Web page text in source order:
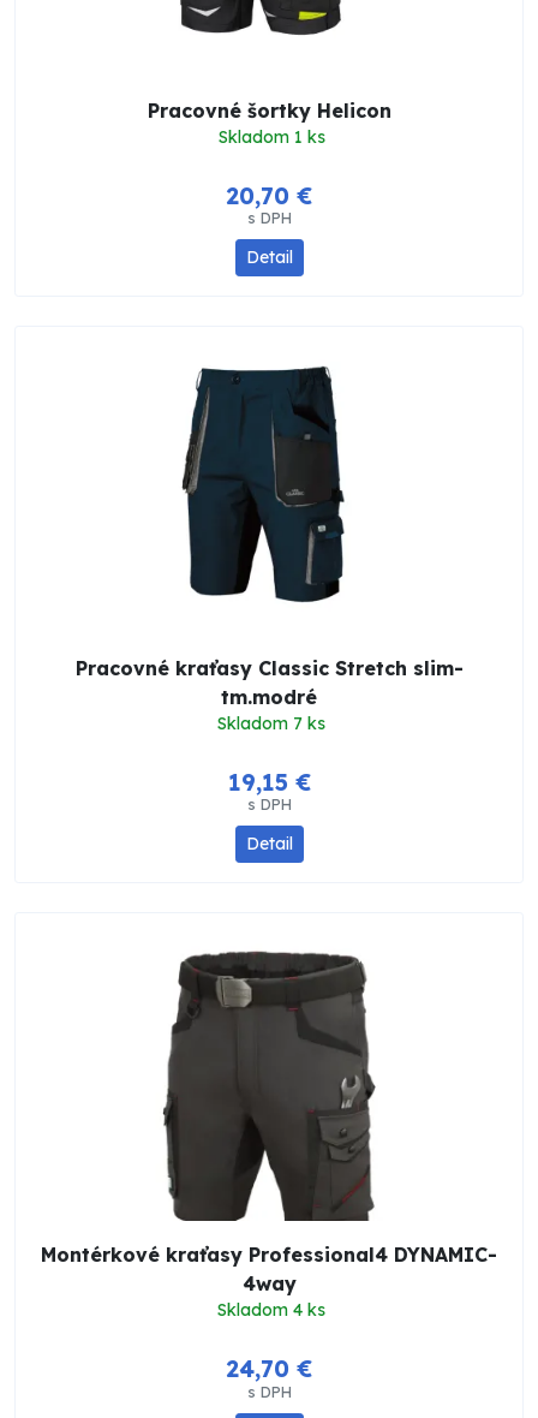
Pracovné šortky Helicon
Skladom 1 ks
20,70 €
s DPH
Detail
Pracovné kraťasy Classic Stretch slim-
tm.modré
Skladom 7 ks
19,15 €
s DPH
Detail
Montérkové kraťasy Professional4 DYNAMIC-
4way
Skladom 4 ks
24,70 €
s DPH